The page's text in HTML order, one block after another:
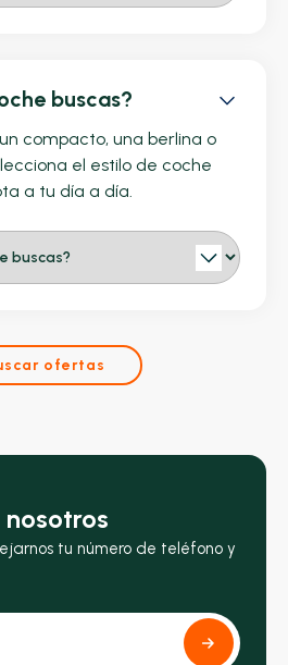
buscas?
compacto, una berlina o
el estilo de coche
a tu día a día.
ofertas
tu número de teléfono y